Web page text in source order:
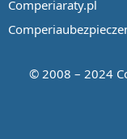
Comperiaraty.pl
© 2008 – 2024